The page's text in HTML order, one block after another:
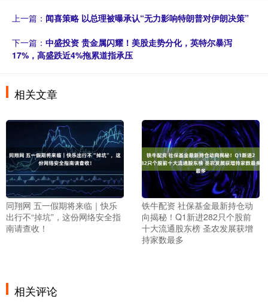
上一篇： 闻喜策略 以总理被曝承认“无力影响特朗普对伊朗决策”
下一篇： 中盛投资 贵金属闪耀！美股走势分化，英特尔暴泻
17%，高盛跌近4%拖累道指承压
相关文章
同翔网 五一假期将来临｜快乐
出行不“掉坑”，这份网络安全指
南请查收！
铁牛配资 社保基金最新持仓动
向揭秘！Q1新进282只个股前
十大流通股东榜 圣农发展获增
持家数最多
相关评论